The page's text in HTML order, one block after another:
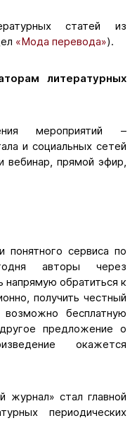
статей из
«Мода перевода»).
литературных
мероприятий –
и социальных сетей
вебинар, прямой эфир,
понятного сервиса по
авторы через
обратиться к
получить честный
бесплатную
предложение о
окажется
журнал» стал главной
периодических